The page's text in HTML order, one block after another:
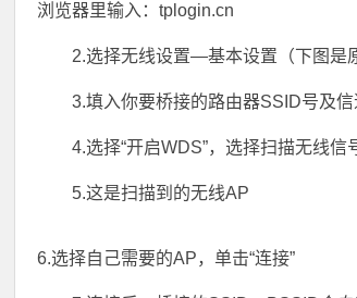
浏览器里输入：tplogin.cn
2.选择无线设置—基本设置（下图是
3.填入你要桥接的路由器SSID号及
4.选择“开启WDS”，选择扫描无线信
5.这是扫描到的无线AP
6.选择自己需要的AP，单击“连接”